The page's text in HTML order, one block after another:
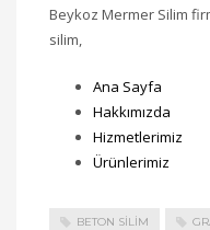
Beykoz Mermer Silim
silim,
Ana Sayfa
Hakkımızda
Hizmetlerimiz
Ürünlerimiz
BETON SILIM